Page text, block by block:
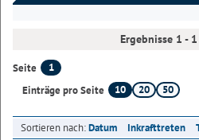
Ergebnisse 1 -
Seite
1
Einträge pro Seite
10 20 50
Sortieren nach:Datum Inkrafttreten